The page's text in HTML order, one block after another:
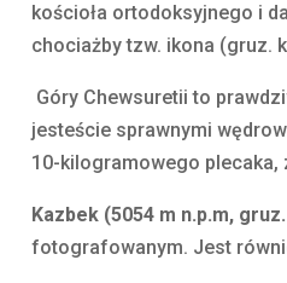
kościoła ortodoksyjnego i
chociażby tzw. ikona (gruz.
Góry Chewsuretii to
jesteście sprawnymi
10-kilogramowego plecaka,
Kazbek (5054 m n.p.m,
fotografowanym. Jest